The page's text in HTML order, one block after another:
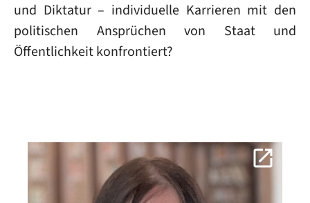
und Diktatur – individuelle Karrieren mit den
politischen Ansprüchen von Staat und
Öffentlichkeit konfrontiert?